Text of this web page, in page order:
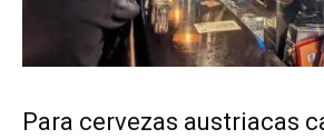
Para cervezas austriacas